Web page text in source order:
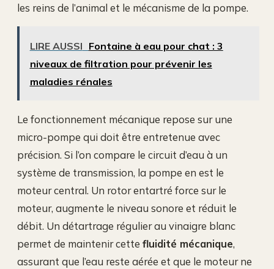
les reins de l’animal et le mécanisme de la pompe.
LIRE AUSSI Fontaine à eau pour chat : 3
niveaux de filtration pour prévenir les
maladies rénales
Le fonctionnement mécanique repose sur une
micro-pompe qui doit être entretenue avec
précision. Si l’on compare le circuit d’eau à un
système de transmission, la pompe en est le
moteur central. Un rotor entartré force sur le
moteur, augmente le niveau sonore et réduit le
débit. Un détartrage régulier au vinaigre blanc
permet de maintenir cette fluidité mécanique,
assurant que l’eau reste aérée et que le moteur ne